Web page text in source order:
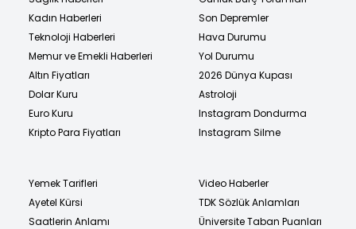
Kadın Haberleri
Teknoloji Haberleri
Memur ve Emekli Haberleri
Altın Fiyatları
Dolar Kuru
Euro Kuru
Kripto Para Fiyatları
Son Depremler
Hava Durumu
Yol Durumu
2026 Dünya Kupası
Astroloji
Instagram Dondurma
Instagram Silme
Yemek Tarifleri
Ayetel Kürsi
Saatlerin Anlamı
Video Haberler
TDK Sözlük Anlamları
Üniversite Taban Puanları